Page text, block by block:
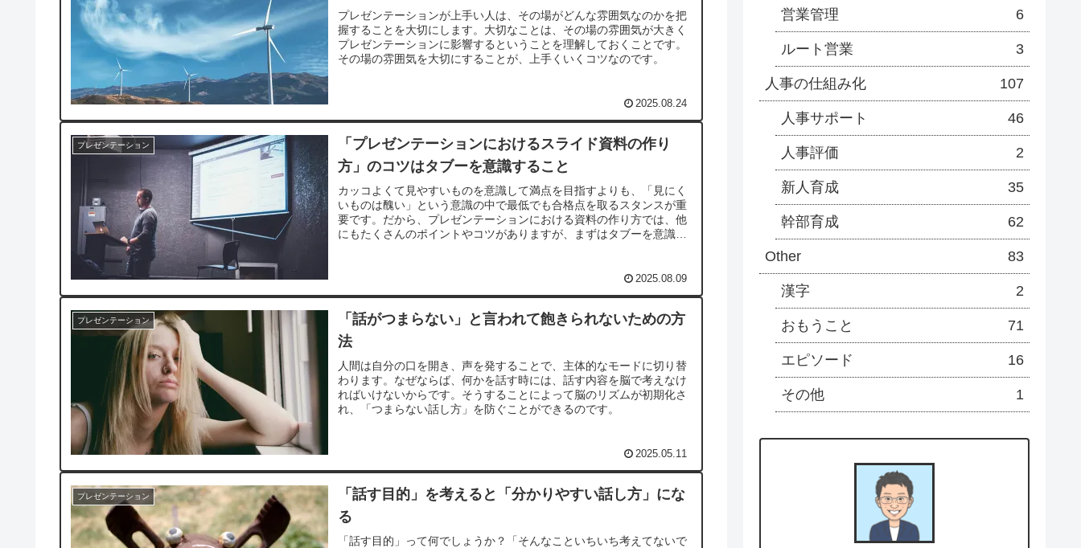
プレゼンテーションが上手い人は、その場がどんな雰囲気なのかを把
握することを大切にします。大切なことは、その場の雰囲気が大きく
プレゼンテーションに影響するということを理解しておくことです。
その場の雰囲気を大切にすることが、上手くいくコツなのです。
2025.08.24
プレゼンテーション
「プレゼンテーションにおけるスライド資料の作り
方」のコツはタブーを意識すること
カッコよくて見やすいものを意識して満点を目指すよりも、「見にく
いものは醜い」という意識の中で最低でも合格点を取るスタンスが重
要です。だから、プレゼンテーションにおける資料の作り方では、他
にもたくさんのポイントやコツがありますが、まずはタブーを意識す
2025.08.09
プレゼンテーション
「話がつまらない」と言われて飽きられないための方
法
人間は自分の口を開き、声を発することで、主体的なモードに切り替
わります。なぜならば、何かを話す時には、話す内容を脳で考えなけ
ればいけないからです。そうすることによって脳のリズムが初期化さ
れ、「つまらない話し方」を防ぐことができるのです。
2025.05.11
プレゼンテーション
「話す目的」を考えると「分かりやすい話し方」にな
る
「話す目的」って何でしょうか？「そんなこといちいち考えてないで
営業管理 6
ルート営業 3
人事の仕組み化 107
人事サポート 46
人事評価 2
新人育成 35
幹部育成 62
Other 83
漢字 2
おもうこと 71
エピソード 16
その他 1